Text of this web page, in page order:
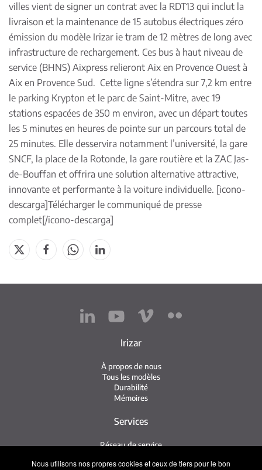
Nous utilisons nos propres cookies et ceux de tiers pour le bon
villes vient de signer un contrat avec la RDT13 qui inclut la
livraison et la maintenance de 15 autobus électriques zéro
émission du modèle Irizar ie tram de 12 mètres de long avec
infrastructure de rechargement. Ces bus à haut niveau de
service (BHNS) Aixpress relieront Aix en Provence Ouest à
Aix en Provence Sud. Cette ligne s’étendra sur 7,2 km entre
le parking Krypton et le parc de Saint-Mitre, avec 19
stations espacées de 350 m environ, avec un départ toutes
les 5 minutes en heures de pointe sur un parcours total de
25 minutes. Elle desservira notamment l’université, la gare
SNCF, la place de la Rotonde, la gare routière et la ZAC Jas-
de-Bouffan et offrira une solution alternative attractive,
innovante et performante à la voiture individuelle. [icono-
descarga]Télécharger le communiqué de presse
complet[/icono-descarga]
Irizar
À propos de nous
Tous les modèles
Durabilité
Mémoires
Services
Réseau de service
iService